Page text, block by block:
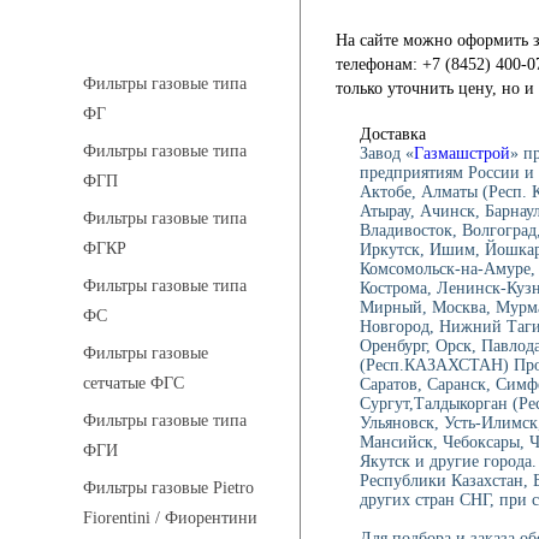
Фильтры газовые типа
ФГ
Фильтры газовые типа
ФГП
Фильтры газовые типа
ФГКР
Фильтры газовые типа
ФС
Фильтры газовые
сетчатые ФГС
Фильтры газовые типа
ФГИ
Фильтры газовые Pietro
Fiorentini / Фиорентини
На сайте можно оформить
телефонам: +7 (8452) 400-
только уточнить цену, но
Доставка
Завод «Газмашстрой»
предприятиям России
Актобе, Алматы (Респ.
Атырау, Ачинск,
Владивосток,
Иркутск, Ишим,
Комсомольск-на-
Кострома, Ленинск-
Мирный, Москва,
Новгород, Нижний
Оренбург, Орск,
(Респ.КАЗАХСТАН)
Саратов, Саранск,
Сургут,Талдыкорган
Ульяновск, Усть-
Мансийск, Чебоксары,
Якутск и другие
Республики Казахстан,
других стран СНГ, при